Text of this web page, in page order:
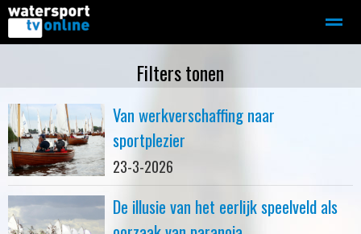
Motorboot-sloep Adverteren
Home
Filters tonen
Van werkverschaffing naar
sportplezier
23-3-2026
De illusie van het eerlijk speelveld als